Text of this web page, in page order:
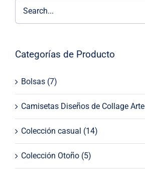
Categorías de Producto
Bolsas (7)
Camisetas Diseños de Collage Arte
Colección casual (14)
Colección Otoño (5)